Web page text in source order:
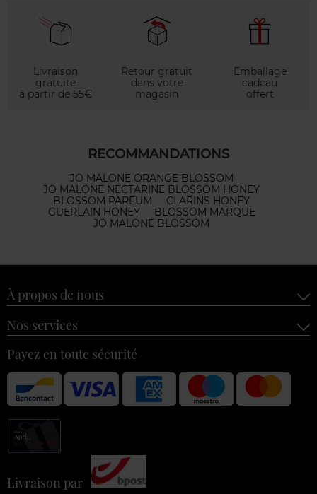
Livraison
gratuite
à partir de 55€
Retour gratuit
dans votre
magasin
Emballage
cadeau
offert
RECOMMANDATIONS
JO MALONE ORANGE BLOSSOM
JO MALONE NECTARINE BLOSSOM HONEY
BLOSSOM PARFUM
CLARINS HONEY
GUERLAIN HONEY
BLOSSOM MARQUE
JO MALONE BLOSSOM
À propos de nous
Nos services
Payez en toute sécurité
Livraison par